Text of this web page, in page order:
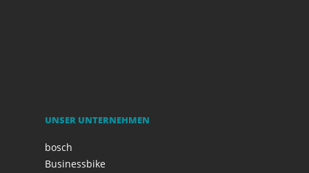
UNSER UNTERNEHMEN
bosch
Businessbike